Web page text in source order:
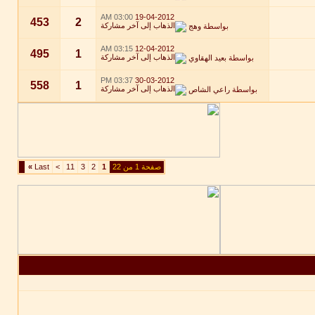
19-04-2012
03:00 AM
بواسطة وهج 2
453
12-04-2012
03:15 AM
بواسطة بعيد الهقاوي 1
495
30-03-2012
03:37 PM
بواسطة راعي الشاص 1
558
صفحة 1 من 22 1
2
3
11
>
Last
»